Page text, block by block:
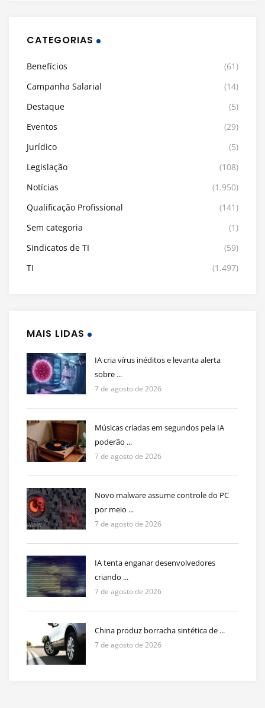
CATEGORIAS
Benefícios
(61)
Campanha Salarial
(14)
Destaque
(5)
Eventos
(29)
Jurídico
(5)
Legislação
(108)
Notícias
(1.950)
Qualificação Profissional
(141)
Sem categoria
(1)
Sindicatos de TI
(59)
TI
(1.497)
MAIS LIDAS
IA cria vírus inéditos e levanta alerta
sobre ...
7 de agosto de 2026
Músicas criadas em segundos pela IA
poderão ...
7 de agosto de 2026
Novo malware assume controle do PC
por meio ...
7 de agosto de 2026
IA tenta enganar desenvolvedores
criando ...
7 de agosto de 2026
China produz borracha sintética de ...
7 de agosto de 2026